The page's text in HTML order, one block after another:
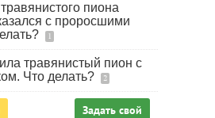
пиона
с проросшими
1
травянистый пион с
Что делать?
2
Задать свой